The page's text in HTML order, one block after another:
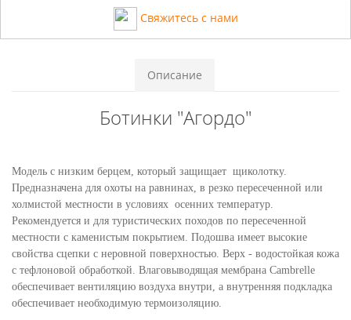
Свяжитесь с нами
Описание
Ботинки "Агордо"
Модель с низким берцем, который защищает щиколотку.
Предназначена для охоты на равнинах, в резко пересеченной или
холмистой местности в условиях осенних температур.
Рекомендуется и для туристических походов по пересеченной
местности с каменистым покрытием. Подошва имеет высокие
свойства сцепки с неровной поверхностью. Верх - водостойкая кожа
с тефлоновой обработкой. Влаговыводящая мембрана Cambrelle
обеспечивает вентиляцию воздуха внутри, а внутренняя подкладка
обеспечивает необходимую термоизоляцию.